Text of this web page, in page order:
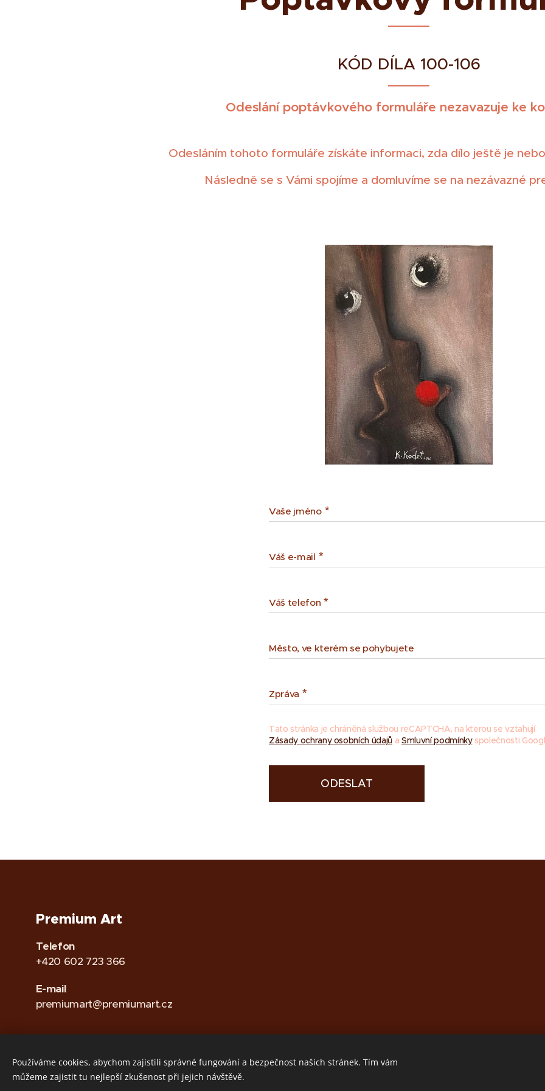
KÓD DÍLA 100-106
Odeslání poptávkového formuláře nezavazuje ke
Odesláním tohoto formuláře získáte informaci, zda dílo ještě je
Následně se s Vámi spojíme a domluvíme se na nezávazné
Vaše jméno
Váš e-mail
Váš telefon
Město, ve kterém se pohybujete
Zpráva
Tato stránka je chráněná službou reCAPTCHA, na kterou se vztahují
Zásady ochrany osobních údajů a Smluvní podmínkyspolečnosti
ODESLAT
Premium Art
Telefon
+420 602 723 366
E-mail
premiumart@premiumart.cz
• Zásady používání Cookies Cookies
Používáme cookies, abychom zajistili správné fungování a bezpečnost našich stránek. Tím vám
můžeme zajistit tu nejlepší zkušenost při jejich návštěvě.